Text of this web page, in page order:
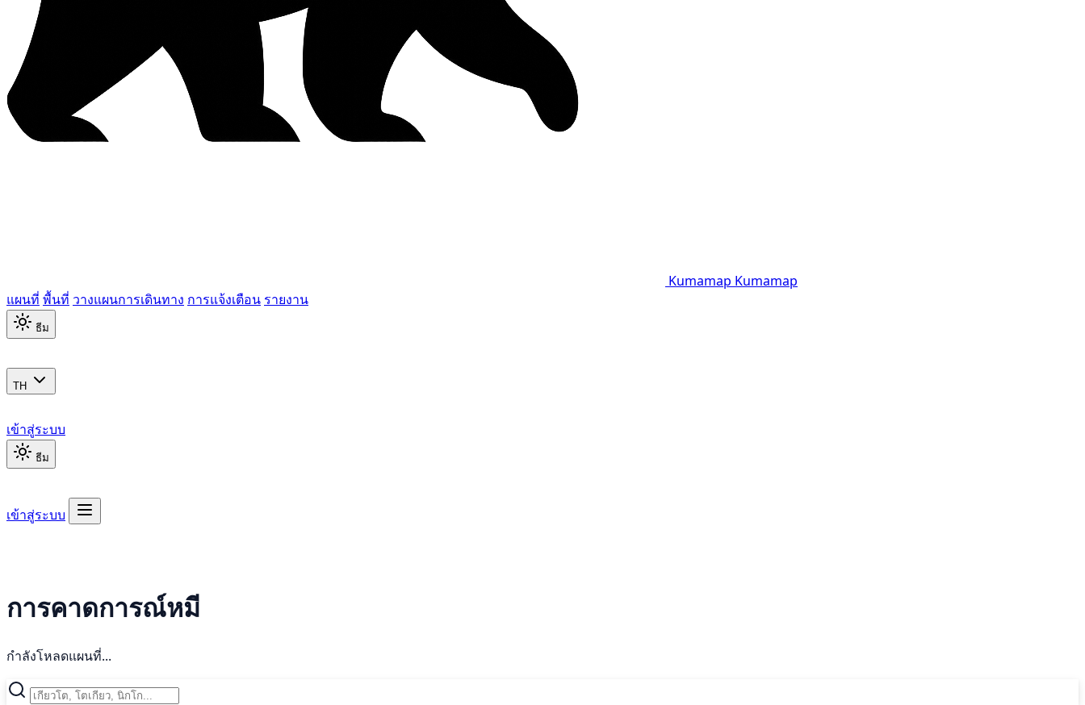
Kumamap Kumamap
แผนที่ พื้นที่ วางแผนการเดินทาง การแจ้งเตือน รายงาน
ธีม
TH
เข้าสู่ระบบ
ธีม
เข้าสู่ระบบ
การคาดการณ์หมี
กำลังโหลดแผนที่...